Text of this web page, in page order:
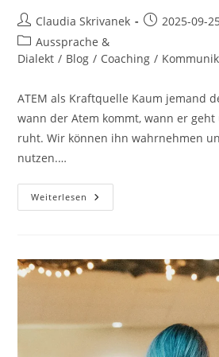
Beitrags-
Autor:
Claudia Skrivanek
Beitrag2025-09-
Beitrags-
Kategorie:
Aussprache &
Dialekt / Blog / Coaching /
ATEM als Kraftquelle Kaum jemand
wann der Atem kommt, wann er
ruht. Wir können ihn wahrnehmen
nutzen.…
Weiterlesen Was
Braucht
Klingt?